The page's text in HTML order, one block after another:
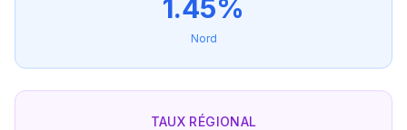
1.45%
Nord
TAUX RÉGIONAL